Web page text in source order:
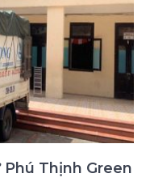
Thịnh Green